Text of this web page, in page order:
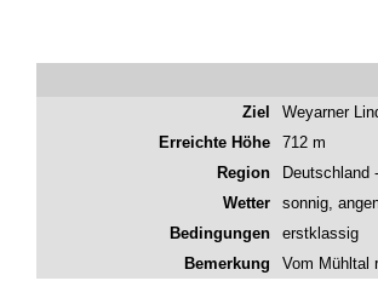
Ziel Weyarner
Erreichte Höhe
712 m
Region
Deutschland
Wetter
sonnig,
Bedingungen
erstklassig
Bemerkung
Vom Mühltal